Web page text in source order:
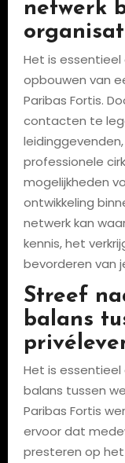
netwerk
Het is
opbouwen van
Paribas Fortis.
contacten te
professionele
mogelijkheden
ontwikkeling
netwerk kan
kennis, het
bevorderen van
Streef
balans
Het is
balans tussen
Paribas Fortis
ervoor dat
presteren op